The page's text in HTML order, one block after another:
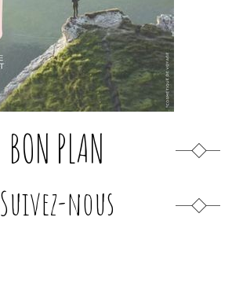
BON PLAN
Suivez-nous